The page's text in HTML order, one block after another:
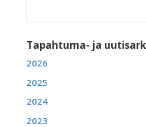
Tapahtuma- ja
2026
2025
2024
2023